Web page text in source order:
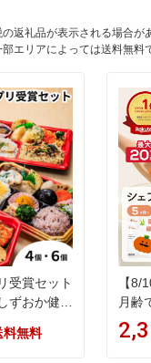
返礼品が表示される場合が
エリアによっては送料無料
受賞セット
ずおか健康
風 アジア
のり弁
料無料
【8/
月齢
カイ
ーフ